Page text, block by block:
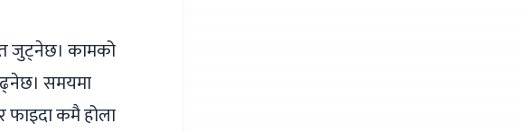
जुट्नेछ। कामको
समयमा
कमै होला